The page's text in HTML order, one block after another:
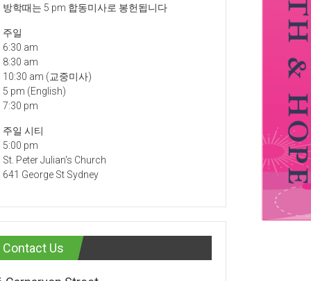
방학때는 5 pm 합동미사로 봉헌됩니다
주일
6:30 am
8:30 am
10:30 am (교중미사)
5 pm (English)
7:30 pm
주일 시티
5:00 pm
St. Peter Julian's Church
641 George St Sydney
Contact Us